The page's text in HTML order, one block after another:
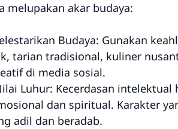
melupakan akar budaya:
Budaya: Gunakan
tarian tradisional, kuliner
di media sosial.
Luhur: Kecerdasan intelektual
dan spiritual. Karakter
adil dan beradab.